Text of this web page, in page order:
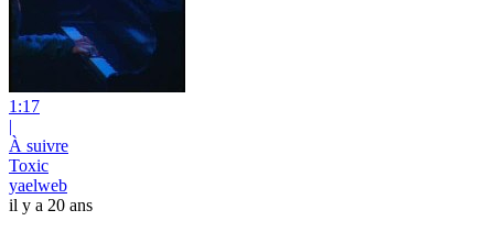
1:17
|
À suivre
Toxic
yaelweb
il y a 20 ans